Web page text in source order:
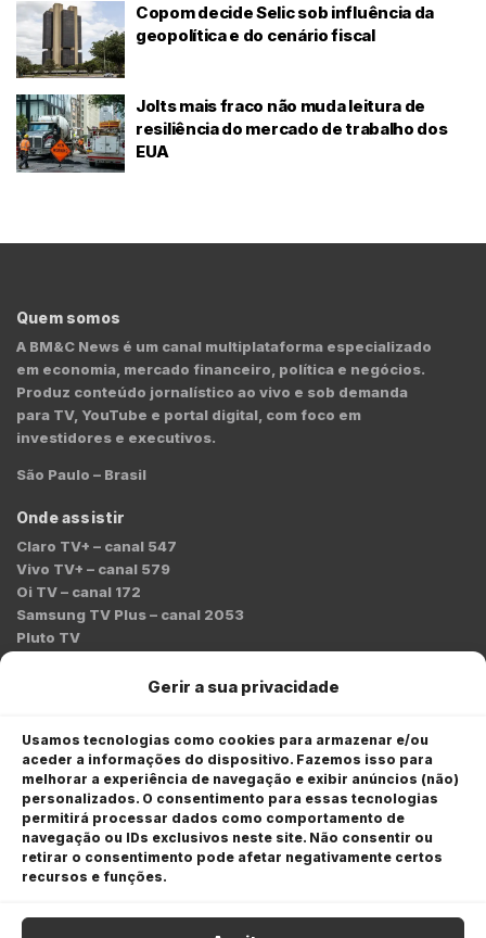
Gerir a sua privacidade
Usamos tecnologias como cookies para armazenar e/ou
aceder a informações do dispositivo. Fazemos isso para
melhorar a experiência de navegação e exibir anúncios (não)
personalizados. O consentimento para essas tecnologias
permitirá processar dados como comportamento de
navegação ou IDs exclusivos neste site. Não consentir ou
retirar o consentimento pode afetar negativamente certos
recursos e funções.
Copom decide Selic sob influência da
geopolítica e do cenário fiscal
Jolts mais fraco não muda leitura de
resiliência do mercado de trabalho dos
EUA
Quem somos
A BM&C News é um canal multiplataforma especializado
em economia, mercado financeiro, política e negócios.
Produz conteúdo jornalístico ao vivo e sob demanda
para TV, YouTube e portal digital, com foco em
investidores e executivos.
São Paulo – Brasil
Onde assistir
Claro TV+ – canal 547
Vivo TV+ – canal 579
Oi TV – canal 172
Samsung TV Plus – canal 2053
Pluto TV
redacao@bmcnews.com.br
Comercial:
comercial@bmcnews.com.br
Anuncie na BM&C News
A BM&C News conecta marcas a milhões de investidores
através de TV, YouTube e plataformas digitais.